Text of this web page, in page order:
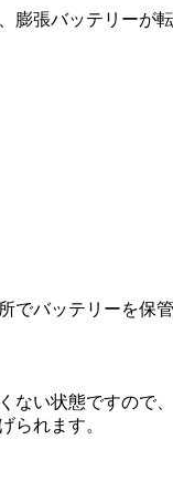
膨張バッテリーが
でバッテリーを保管
い状態ですので
られます。